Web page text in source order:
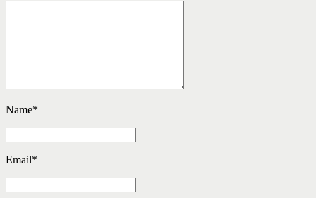
Name*
Email*